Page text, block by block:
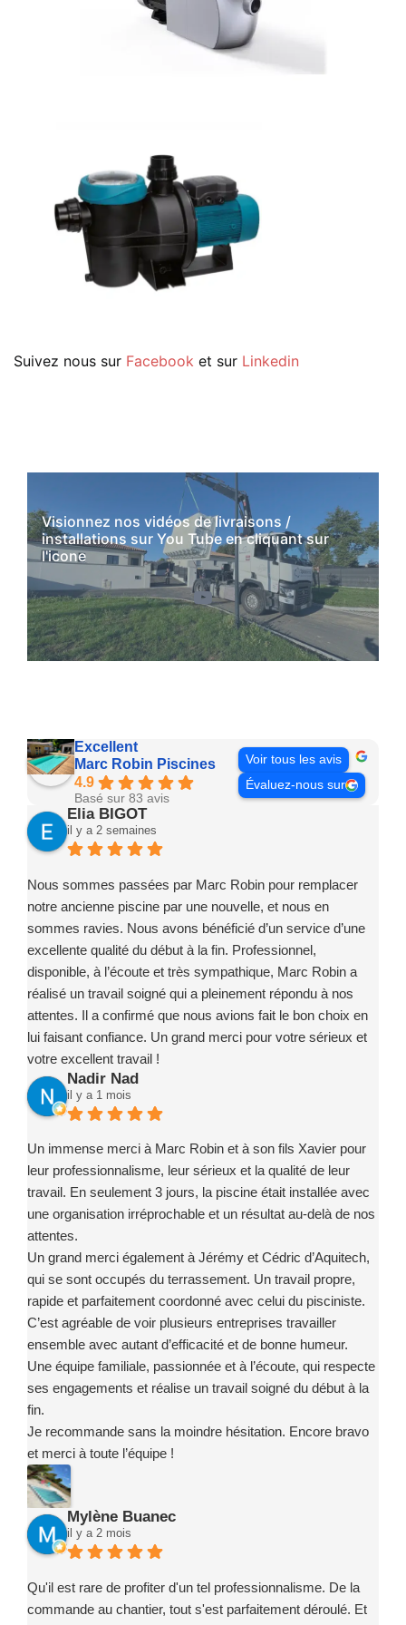
Suivez nous sur Facebook et sur Linkedin
Visionnez nos vidéos de livraisons /
installations sur You Tube en cliquant sur
l'icone
YouTube
Excellent
Marc Robin Piscines
4.9
Basé sur 83 avis
Voir tous les avis
Évaluez-nous sur
Elia BIGOT
il y a 2 semaines
Nous sommes passées par Marc Robin pour remplacer
notre ancienne piscine par une nouvelle, et nous en
sommes ravies. Nous avons bénéficié d’un service d’une
excellente qualité du début à la fin. Professionnel,
disponible, à l’écoute et très sympathique, Marc Robin a
réalisé un travail soigné qui a pleinement répondu à nos
attentes. Il a confirmé que nous avions fait le bon choix en
lui faisant confiance. Un grand merci pour votre sérieux et
votre excellent travail !
Nadir Nad
il y a 1 mois
Un immense merci à Marc Robin et à son fils Xavier pour
leur professionnalisme, leur sérieux et la qualité de leur
travail. En seulement 3 jours, la piscine était installée avec
une organisation irréprochable et un résultat au-delà de nos
attentes.
Un grand merci également à Jérémy et Cédric d’Aquitech,
qui se sont occupés du terrassement. Un travail propre,
rapide et parfaitement coordonné avec celui du pisciniste.
C’est agréable de voir plusieurs entreprises travailler
ensemble avec autant d’efficacité et de bonne humeur.
Une équipe familiale, passionnée et à l’écoute, qui respecte
ses engagements et réalise un travail soigné du début à la
fin.
Je recommande sans la moindre hésitation. Encore bravo
et merci à toute l’équipe !
Mylène Buanec
il y a 2 mois
Qu'il est rare de profiter d'un tel professionnalisme. De la
commande au chantier, tout s'est parfaitement déroulé. Et